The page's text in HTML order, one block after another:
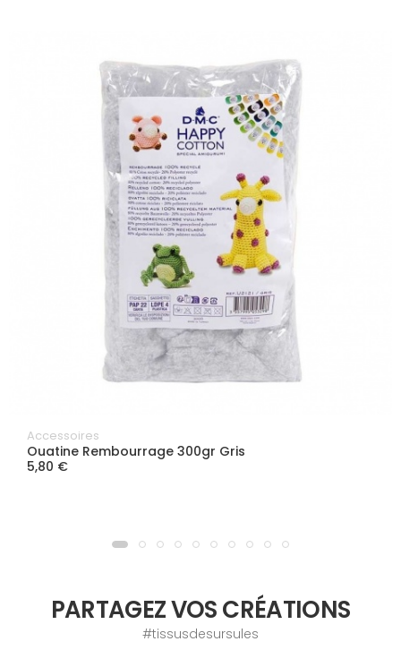
Accessoires
Ouatine Rembourrage 300gr Gris
5,80 €
PARTAGEZ VOS CRÉATIONS
#tissusdesursules